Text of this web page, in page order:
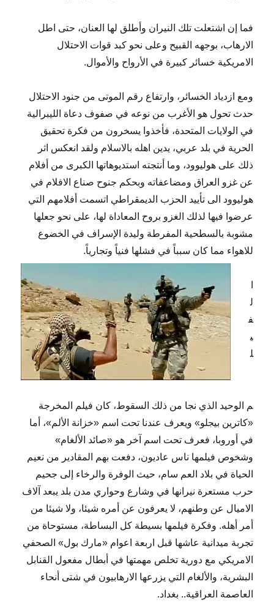
فما إن اشتعلت تلك النيران وأطلق لها العنان، حتى اطل
الارهاب، بوجهه القبيح وعلى نحو كبد قوات الاحتلال
الامريكية خسائر كبيرة في الأرواح والأموال.
ومع ازدياد الخسائر، وارتفاع رقم الموتى من جنود الاحتلال
حدث تحول هو الأغرب من نوعه في صفوف دعاة الليبرالية
في الولايات المتحدة، فأخذوا يسخرون من فكرة تحقيق
الحرية في بلد عربي، يدين اهله بالاسلام ولقد انعكس اثر
ذلك على هوليوود، وما أنتجته استديوهاتها الكبرى من أفلام
عن غزو العراق ومضاعفاته وبحكم جنوح صناع الافلام في
هوليوود الى تأييد الحزب الديمقراطي اتسمت أفلامهم التي
عرضوا فيها لذلك الغزو بروح المعاداة لها، على نحو جعلها
مشوبة بالسطحية المفرطة وليدة الإسراف في الخضوع
للاهواء مما كان سبباً في فشلها فنياً وتجارياً.
ل
ف
ي
ل
م الوحيد الذي نجا من ذلك السقوط، كان فيلم المخرجة
«كاترين بيجلو» ويعرف عندنا تحت اسم «خزانة الألم»، أما
في أوروبا، فعرف تحت اسم آخر هو «صائد الألغام»
وشخوص فيلمها ناس عاديون، دفعت بهم المقادير من نعيم
الحياة في بلاد العم سام، حيث الوفرة والرخاء إلى جحيم
حرب مستعرة نيرانها في وشارع وحواري مدن بلد يبعد آلاف
الاميال عن وطنهم، لا يعرفون عن أمره شيئا، ولا شيئا من
أمر أهله. وفكرة فيلمها بسيطة كل البساطة، مستوحاة من
تجربة ميدانية عاشها قبل اربعة اعوام «مارك بول» الصحفي
الامريكي مع دورية تخلص مهمتها في أبطال مفعول القنابل
البشرية، والألغام التي يزرعها الارهابيون في شتى أنحاء
العاصمة العراقية.. بغداد.